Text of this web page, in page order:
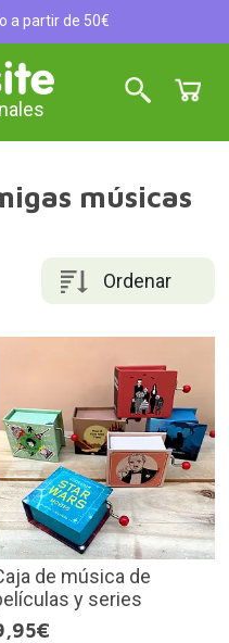
a partir de 50€
músicas
Ordenar
de música de
y series